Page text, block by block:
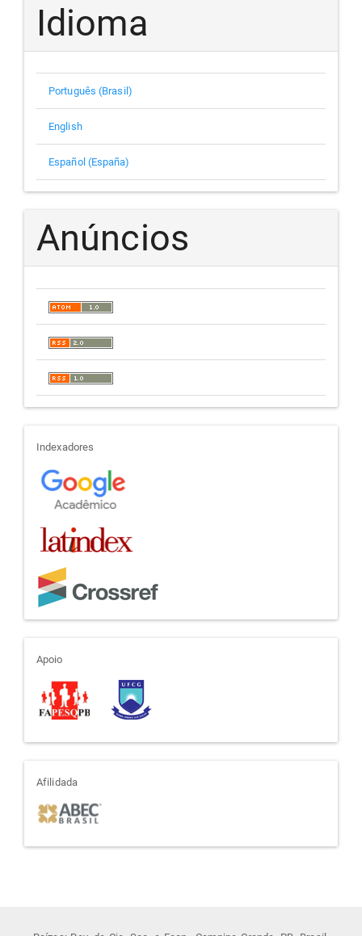
Idioma
Português (Brasil)
English
Español (España)
Anúncios
indexadores
Indexadores
apoio
Apoio
afiliada
Afilidada